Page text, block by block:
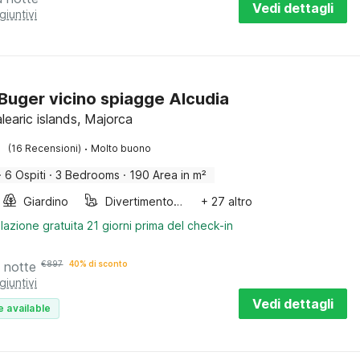
Vedi dettagli
vicino spiagge Alcudia
islands, Majorca
(16 Recensioni) · Molto buono
6 Ospiti · 3 Bedrooms · 190 Area in m²
Giardino
Divertimento per bambini
+ 27 altro
gratuita 21 giorni prima del check-in
notte €897 40% di sconto
available Vedi dettagli